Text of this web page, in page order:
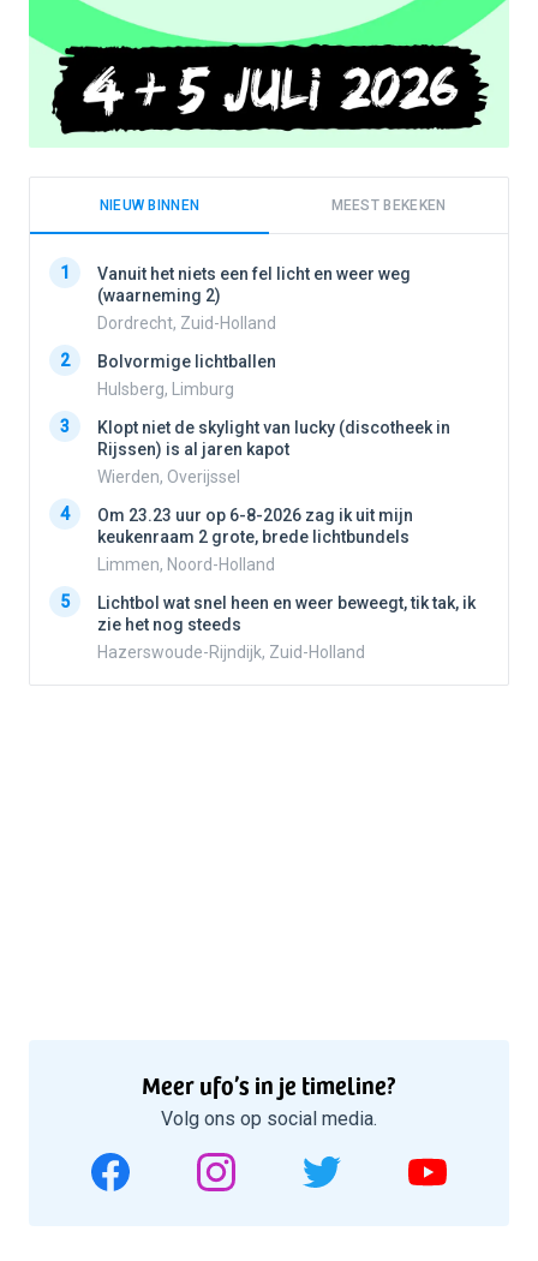
NIEUW BINNEN MEEST BEKEKEN
1
Vanuit het niets een fel licht en weer weg
(waarneming 2)
Dordrecht, Zuid-Holland
2
Bolvormige lichtballen
Hulsberg, Limburg
3
Klopt niet de skylight van lucky (discotheek in
Rijssen) is al jaren kapot
Wierden, Overijssel
4
Om 23.23 uur op 6-8-2026 zag ik uit mijn
keukenraam 2 grote, brede lichtbundels
Limmen, Noord-Holland
5
Lichtbol wat snel heen en weer beweegt, tik tak, ik
zie het nog steeds
Hazerswoude-Rijndijk, Zuid-Holland
Meer ufo’s in je timeline?
Volg ons op social media.